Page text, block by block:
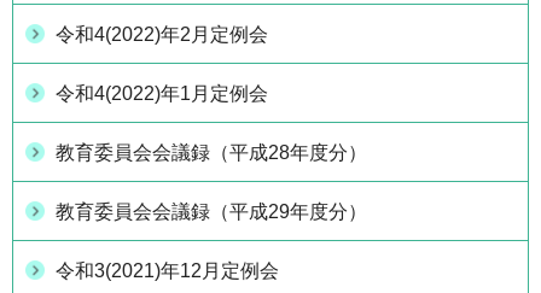
令和4(2022)年2月定例会
令和4(2022)年1月定例会
教育委員会会議録（平成28年度分）
教育委員会会議録（平成29年度分）
令和3(2021)年12月定例会